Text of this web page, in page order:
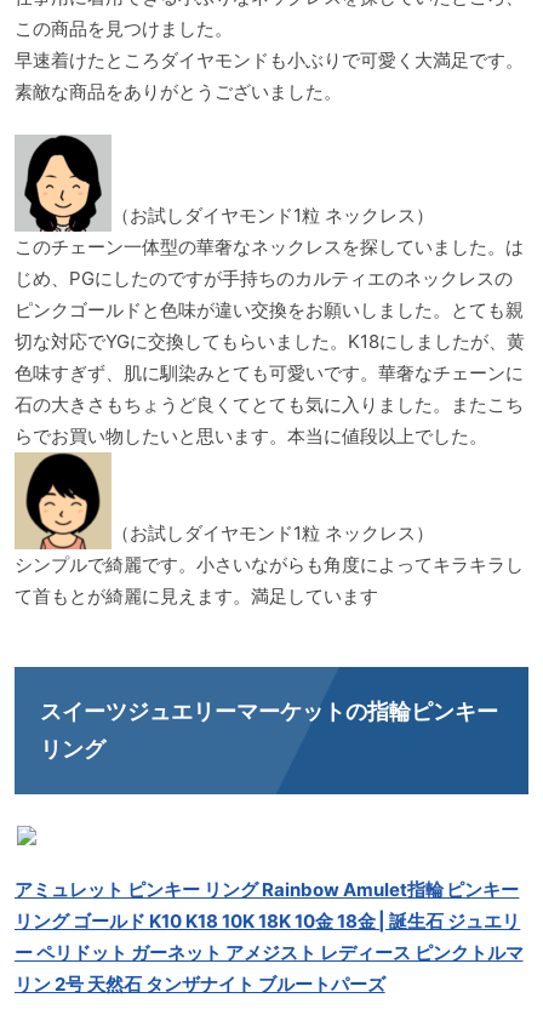
この商品を見つけました。
早速着けたところダイヤモンドも小ぶりで可愛く大満足です。
素敵な商品をありがとうございました。
（お試しダイヤモンド1粒 ネックレス）
このチェーン一体型の華奢なネックレスを探していました。は
じめ、PGにしたのですが手持ちのカルティエのネックレスの
ピンクゴールドと色味が違い交換をお願いしました。とても親
切な対応でYGに交換してもらいました。K18にしましたが、黄
色味すぎず、肌に馴染みとても可愛いです。華奢なチェーンに
石の大きさもちょうど良くてとても気に入りました。またこち
らでお買い物したいと思います。本当に値段以上でした。
（お試しダイヤモンド1粒 ネックレス）
シンプルで綺麗です。小さいながらも角度によってキラキラし
て首もとが綺麗に見えます。満足しています
スイーツジュエリーマーケットの指輪ピンキー
リング
アミュレット ピンキー リング Rainbow Amulet指輪 ピンキー
リング ゴールド K10 K18 10K 18K 10金 18金 | 誕生石 ジュエリ
ー ペリドット ガーネット アメジスト レディース ピンクトルマ
リン 2号 天然石 タンザナイト ブルートパーズ